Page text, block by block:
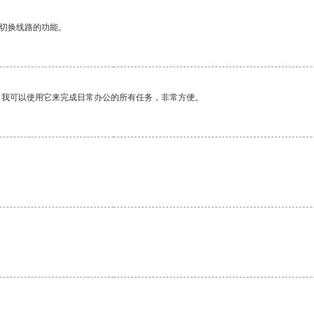
换线路的功能。
可以使用它来完成日常办公的所有任务，非常方便。